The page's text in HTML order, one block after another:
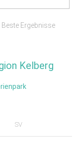
Beste Ergebnisse
Kelberg
SV